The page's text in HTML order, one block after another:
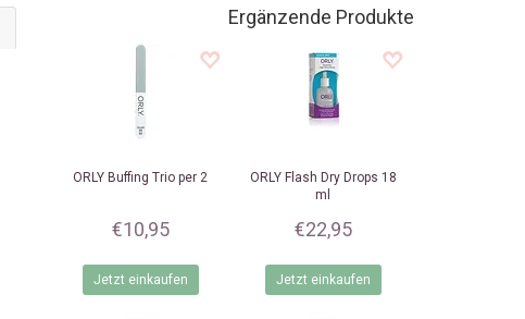
Ergänzende Produkte
ORLY Buffing Trio per 2
€10,95
Jetzt einkaufen
ORLYFlash Dry Drops 18
ml
€22,95
Jetzt einkaufen